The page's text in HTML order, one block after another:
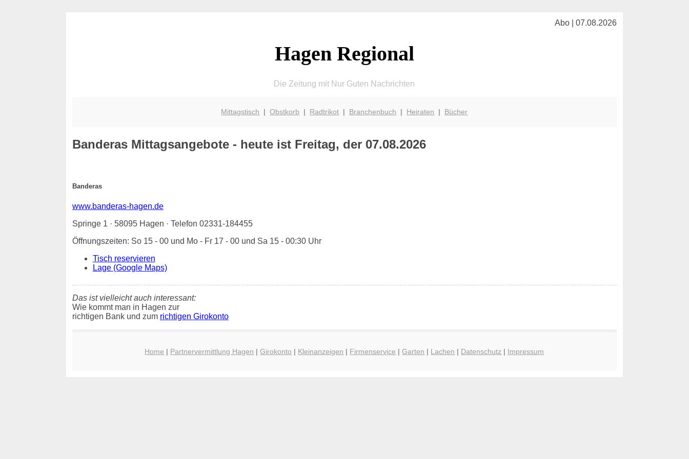
Abo | 07.08.2026
Hagen Regional
Die Zeitung mit Nur Guten Nachrichten
Mittagstisch |Obstkorb | Radtrikot | Branchenbuch | Heiraten | Bücher
BanderasMittagsangebote - heute ist Freitag, der 07.08.2026
Banderas
www.banderas-hagen.de
Springe 1 · 58095 Hagen · Telefon 02331-184455
Öffnungszeiten: So 15 - 00 und Mo - Fr 17 - 00 und Sa 15 - 00:30 Uhr
Tisch reservieren
Lage (Google Maps)
Das ist vielleicht auch interessant:
Wie kommt man in Hagen zur
richtigen Bank und zum richtigen Girokonto
Home | Partnervermittlung Hagen |Girokonto | Kleinanzeigen | Firmenservice |Garten | Lachen | Datenschutz | Impressum